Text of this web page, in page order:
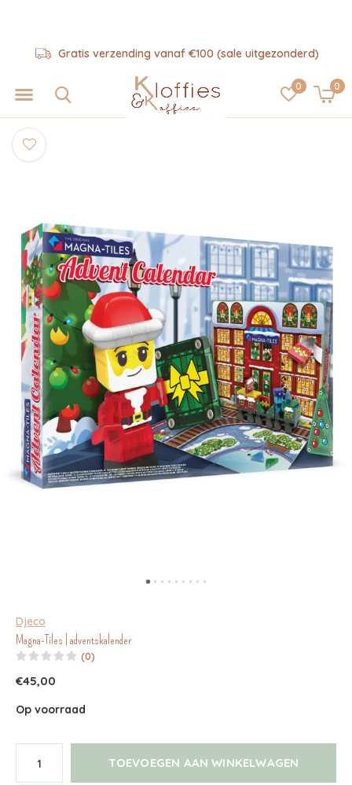
0 0
Gratis verzending vanaf €100 (sale uitgezonderd)
Djeco
Magna-Tiles | adventskalender
(0)
€45,00
Op voorraad
TOEVOEGEN AAN WINKELWAGEN